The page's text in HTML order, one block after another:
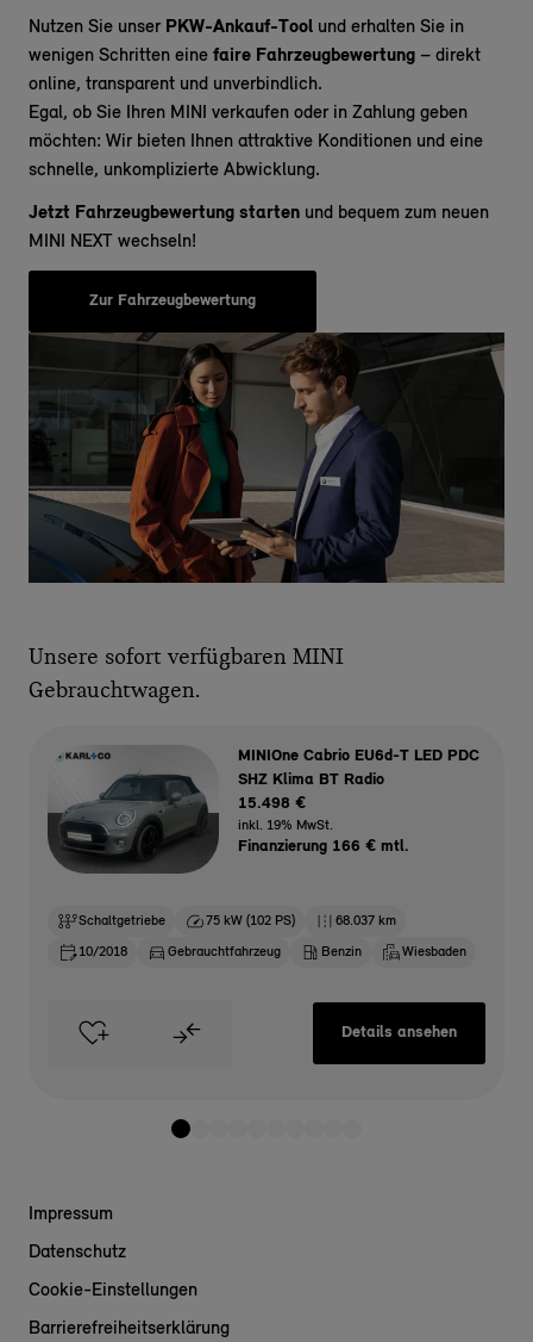
Nutzen Sie unser PKW-Ankauf-Tool und erhalten Sie in
wenigen Schritten eine faire Fahrzeugbewertung – direkt
online, transparent und unverbindlich.
Egal, ob Sie Ihren MINI verkaufen oder in Zahlung geben
möchten: Wir bieten Ihnen attraktive Konditionen und eine
schnelle, unkomplizierte Abwicklung.
Jetzt Fahrzeugbewertung starten und bequem zum neuen
MINI NEXT wechseln!
Zur Fahrzeugbewertung
Unsere sofort verfügbaren MINI
Gebrauchtwagen.
MINIOne Cabrio EU6d-T LED PDC
SHZ Klima BT Radio
15.498 €
inkl. 19% MwSt.
Finanzierung 166 € mtl.
Schaltgetriebe 75 kW (102 PS) 68.037 km
10/2018 Gebrauchtfahrzeug Benzin Wiesbaden
Details ansehen
Impressum
Datenschutz
Cookie-Einstellungen
Barrierefreiheitserklärung